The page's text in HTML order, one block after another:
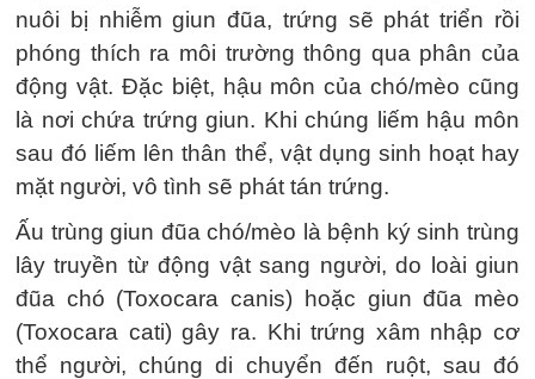
nuôi bị nhiễm giun đũa, trứng sẽ phát triển rồi
phóng thích ra môi trường thông qua phân của
động vật. Đặc biệt, hậu môn của chó/mèo cũng
là nơi chứa trứng giun. Khi chúng liếm hậu môn
sau đó liếm lên thân thể, vật dụng sinh hoạt hay
mặt người, vô tình sẽ phát tán trứng.
Ấu trùng giun đũa chó/mèo là bệnh ký sinh trùng
lây truyền từ động vật sang người, do loài giun
đũa chó (Toxocara canis) hoặc giun đũa mèo
(Toxocara cati) gây ra. Khi trứng xâm nhập cơ
thể người, chúng di chuyển đến ruột, sau đó